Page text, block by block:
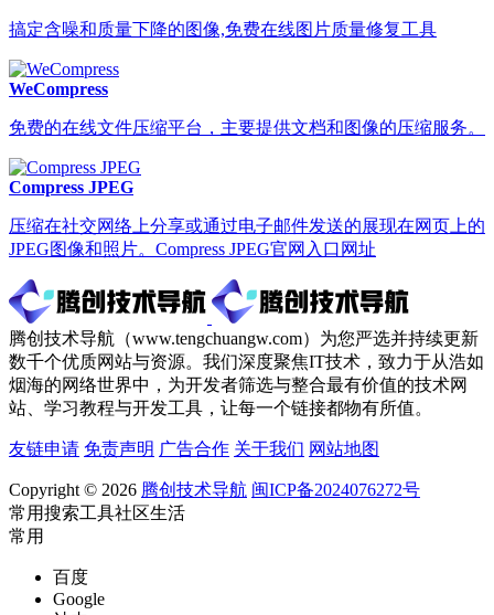
搞定含噪和质量下降的图像,免费在线图片质量修复工具
WeCompress
免费的在线文件压缩平台，主要提供文档和图像的压缩服务。
Compress JPEG
压缩在社交网络上分享或通过电子邮件发送的展现在网页上的
JPEG图像和照片。Compress JPEG官网入口网址
腾创技术导航（www.tengchuangw.com）为您严选并持续更新
数千个优质网站与资源。我们深度聚焦IT技术，致力于从浩如
烟海的网络世界中，为开发者筛选与整合最有价值的技术网
站、学习教程与开发工具，让每一个链接都物有所值。
友链申请 免责声明 广告合作 关于我们 网站地图
Copyright © 2026 腾创技术导航 闽ICP备2024076272号
常用搜索工具社区生活
常用
百度
Google